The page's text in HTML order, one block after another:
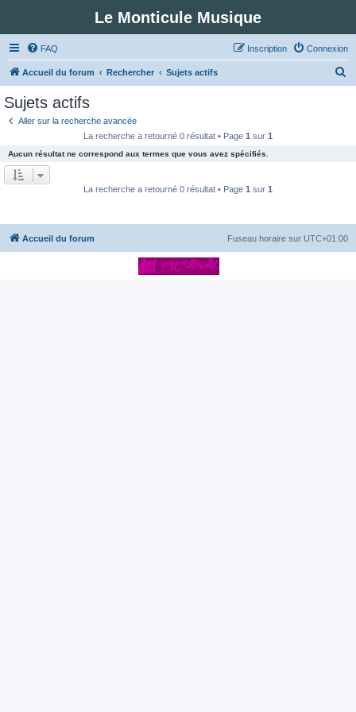
Le Monticule Musique
FAQ Connexion
Inscription
Accueil du forum Rechercher Sujets actifs
e
r
Sujets actifs
Aller sur la recherche avancée
La recherche a retourné 0 résultat • Page 1 sur 1
Aucun résultat ne correspond aux termes que vous avez spécifiés.
La recherche a retourné 0 résultat • Page 1 sur 1
Accueil du forum Fuseau horaire sur UTC+01:00